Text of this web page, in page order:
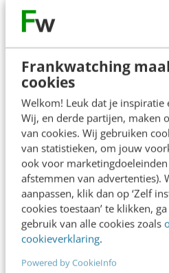
Frankwatching
cookies
Welkom! Leuk dat je
Wij, en derde partijen, maken
van cookies. Wij gebruiken
van statistieken, om jouw
ook voor
afstemmen van advertenties).
aanpassen, klik dan op ‘Zelf
cookies toestaan’ te klikken,
gebruik van alle cookies zoals
cookieverklaring.
Powered by CookieInfo
aansluiten. Gek genoeg,
veelzeggend, is dat ook
platformen zelf ( met
regelmatig roepen om
eigen sector.
Ik kan niet anders dan
de druk om regulering en
zal worden opgebouwd,
als door overheden en
belangenorganisaties.